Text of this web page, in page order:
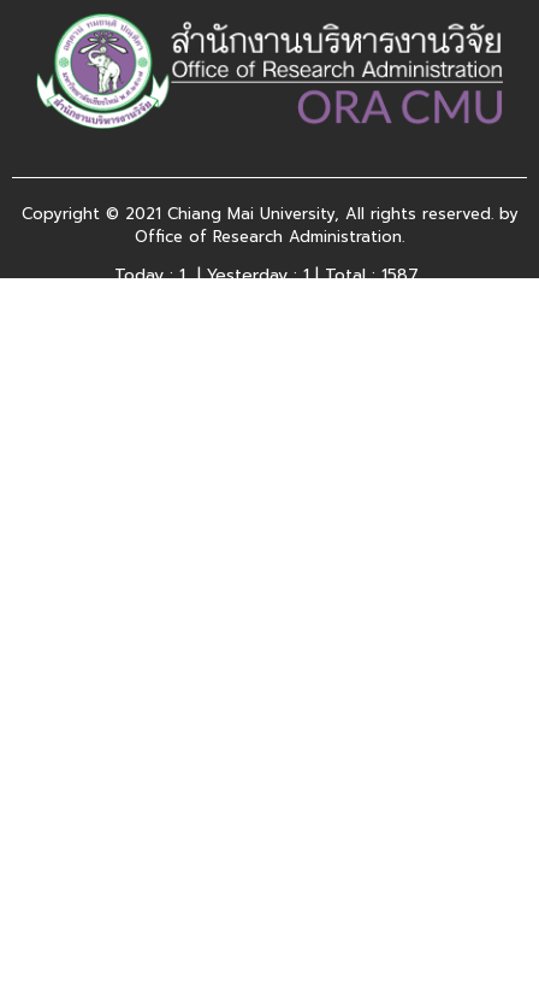
Copyright © 2021 Chiang Mai University, All rights reserved. by
Office of Research Administration.
Today : 1 | Yesterday : 1 | Total : 1587